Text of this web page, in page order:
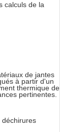
calculs de la
de jantes
à partir d'un
thermique de
pertinentes.
déchirures